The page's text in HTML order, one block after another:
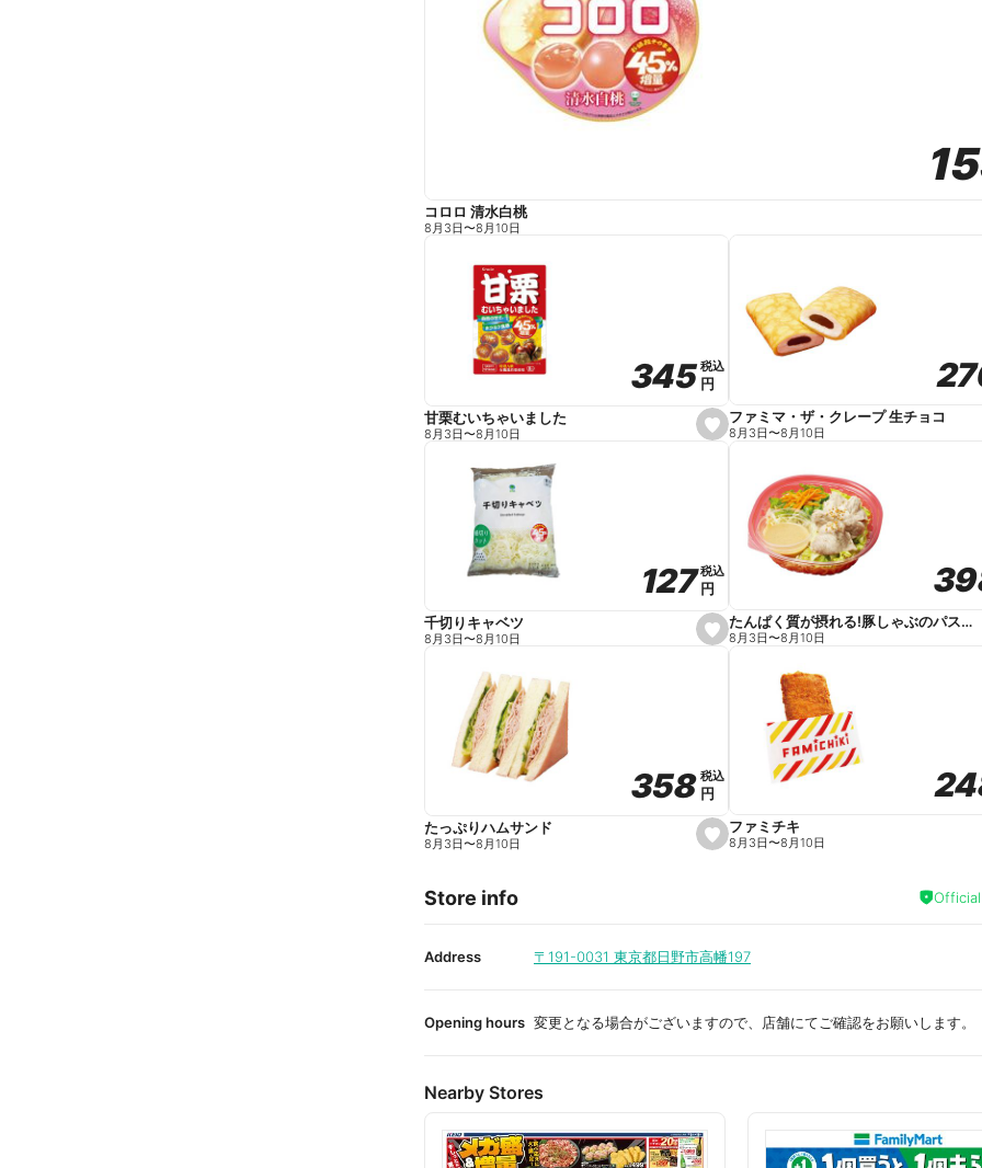
コロロ 清水白桃
8月3日〜8月10日
s
e
e
345
345税込
税込
円
円
甘栗むいちゃいました
8月3日〜8月10日
ファミマ・ザ・クレープ 生チョコ
8月3日〜8月10日
s
e
e
127
127税込
税込
円
円
千切りキャベツ
8月3日〜8月10日
たんぱく質が摂れる!豚しゃぶのパスタサラダ
8月3日〜8月10日
s
e
i
t
358
358税込
税込
円
円
たっぷりハムサンド
8月3日〜8月10日
ファミチキ
8月3日〜8月10日
Store info
Address 〒191-0031 東京都日野市高幡197
Opening hours 変更となる場合がございますので、店舗にてご確認をお願いします。
Nearby Stores